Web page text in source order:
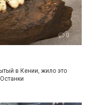
0
в Кении, жило это